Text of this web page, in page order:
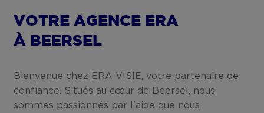
VOTRE AGENCE ERA
À BEERSEL
Bienvenue chez ERA VISIE, votre partenaire de
confiance. Situés au cœur de Beersel, nous
sommes passionnés par l'aide que nous